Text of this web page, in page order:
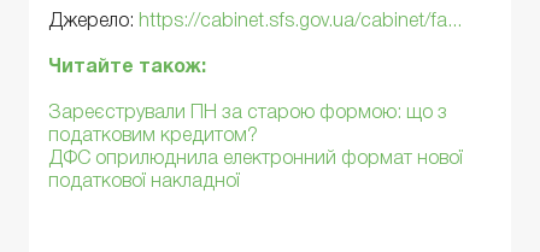
Джерело: https://cabinet.sfs.gov.ua/cabinet/fa...
Читайте також:
Зареєстрували ПН за старою формою: що з
податковим кредитом?
ДФС оприлюднила електронний формат нової
податкової накладної